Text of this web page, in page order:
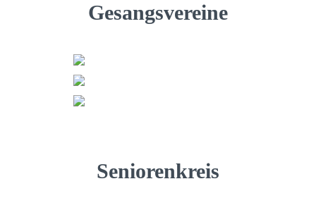
Gesangsvereine
Seniorenkreis